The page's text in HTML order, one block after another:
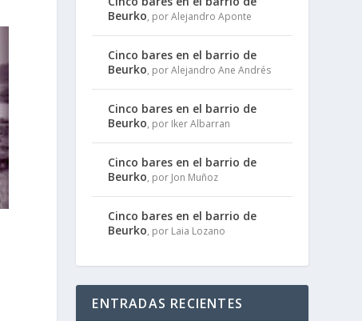
Beurko, por Alejandro Aponte
Cinco bares en el barrio de
Beurko, por Alejandro Ane Andrés
Cinco bares en el barrio de
Beurko, por Iker Albarran
Cinco bares en el barrio de
Beurko, por Jon Muñoz
Cinco bares en el barrio de
Beurko, por Laia Lozano
ENTRADAS RECIENTES